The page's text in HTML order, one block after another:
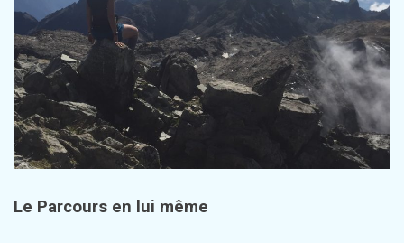
Le Parcours en lui même